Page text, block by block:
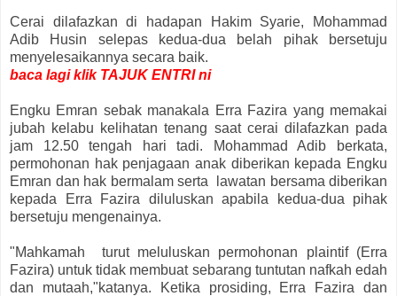
Cerai dilafazkan di hadapan Hakim Syarie, Mohammad
Adib Husin selepas kedua-dua belah pihak bersetuju
menyelesaikannya secara baik.
baca lagi klik TAJUK ENTRI ni
Engku Emran sebak manakala Erra Fazira yang memakai
jubah kelabu kelihatan tenang saat cerai dilafazkan pada
jam 12.50 tengah hari tadi. Mohammad Adib berkata,
permohonan hak penjagaan anak diberikan kepada Engku
Emran dan hak bermalam serta lawatan bersama diberikan
kepada Erra Fazira diluluskan apabila kedua-dua pihak
bersetuju mengenainya.
"Mahkamah turut meluluskan permohonan plaintif (Erra
Fazira) untuk tidak membuat sebarang tuntutan nafkah edah
dan mutaah,"katanya. Ketika prosiding, Erra Fazira dan